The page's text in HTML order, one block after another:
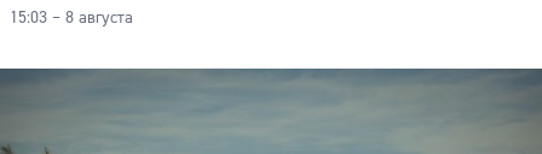
15:03 – 8 августа